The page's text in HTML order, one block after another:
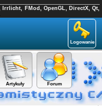
Irrlicht, FMod, OpenGL, DirectX, Qt,
Logowanie
Artykuły Forum
Panel użytkownika